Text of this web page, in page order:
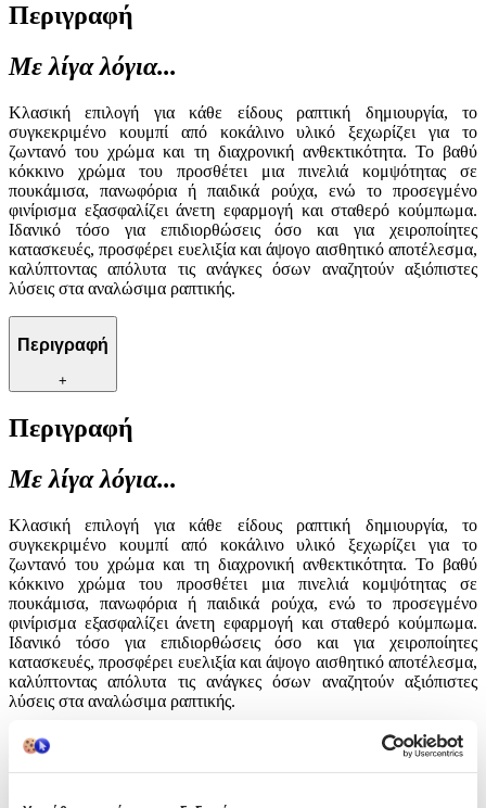
Περιγραφή
Με λίγα λόγια...
Κλασική επιλογή για κάθε είδους ραπτική δημιουργία, το
συγκεκριμένο κουμπί από κοκάλινο υλικό ξεχωρίζει για το
ζωντανό του χρώμα και τη διαχρονική ανθεκτικότητα. Το βαθύ
κόκκινο χρώμα του προσθέτει μια πινελιά κομψότητας σε
πουκάμισα, πανωφόρια ή παιδικά ρούχα, ενώ το προσεγμένο
φινίρισμα εξασφαλίζει άνετη εφαρμογή και σταθερό κούμπωμα.
Ιδανικό τόσο για επιδιορθώσεις όσο και για χειροποίητες
κατασκευές, προσφέρει ευελιξία και άψογο αισθητικό αποτέλεσμα,
καλύπτοντας απόλυτα τις ανάγκες όσων αναζητούν αξιόπιστες
λύσεις στα αναλώσιμα ραπτικής.
Περιγραφή
+
Περιγραφή
Με λίγα λόγια...
Κλασική επιλογή για κάθε είδους ραπτική δημιουργία, το
συγκεκριμένο κουμπί από κοκάλινο υλικό ξεχωρίζει για το
ζωντανό του χρώμα και τη διαχρονική ανθεκτικότητα. Το βαθύ
κόκκινο χρώμα του προσθέτει μια πινελιά κομψότητας σε
πουκάμισα, πανωφόρια ή παιδικά ρούχα, ενώ το προσεγμένο
φινίρισμα εξασφαλίζει άνετη εφαρμογή και σταθερό κούμπωμα.
Ιδανικό τόσο για επιδιορθώσεις όσο και για χειροποίητες
κατασκευές, προσφέρει ευελιξία και άψογο αισθητικό αποτέλεσμα,
καλύπτοντας απόλυτα τις ανάγκες όσων αναζητούν αξιόπιστες
λύσεις στα αναλώσιμα ραπτικής.
Χαρακτηριστικά